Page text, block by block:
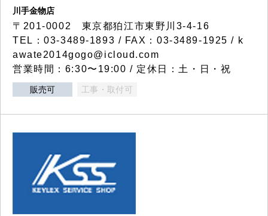
川手金物店
〒201-0002 東京都狛江市東野川3-4-16
TEL：03-3489-1893 / FAX：03-3489-1925 / k
awate2014gogo@icloud.com
営業時間：6:30〜19:00 / 定休日：土・日・祝
販売可 工事・取付可